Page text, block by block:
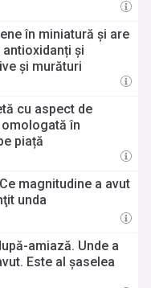
în miniatură și are
și
și murături
cu aspect de
în
piață
magnitudine a avut
unda
amiază. Unde a
Este al șaselea